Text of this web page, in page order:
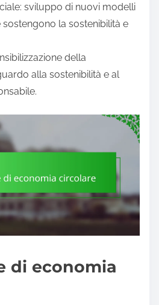
sviluppo di nuovi modelli
sostengono la sostenibilità e
della
alla sostenibilità e al
di economia